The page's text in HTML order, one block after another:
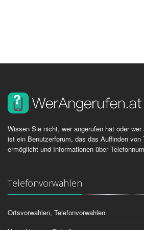
Wissen Sie nicht, wer angerufen hat oder
ist ein Benutzerforum, das das Auffinden von
ermöglicht und Informationen über
Telefonvorwahlen
Ortsvorwahlen, Telefonvorwahlen